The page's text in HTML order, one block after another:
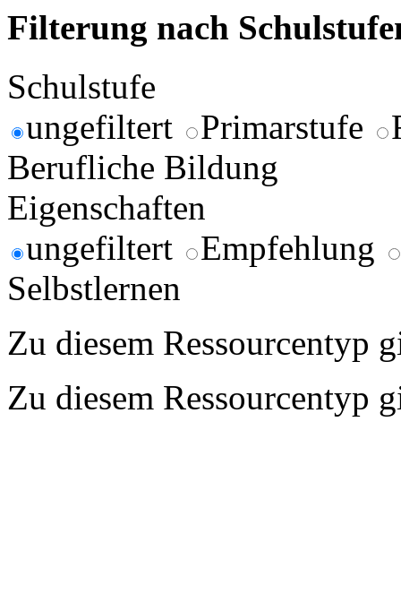
Filterung nach
Schulstufe
ungefiltert
Primarstufe
Berufliche Bildung
Eigenschaften
ungefiltert
Empfehlung
Selbstlernen
Zu diesem Ressourcentyp
Zu diesem Ressourcentyp